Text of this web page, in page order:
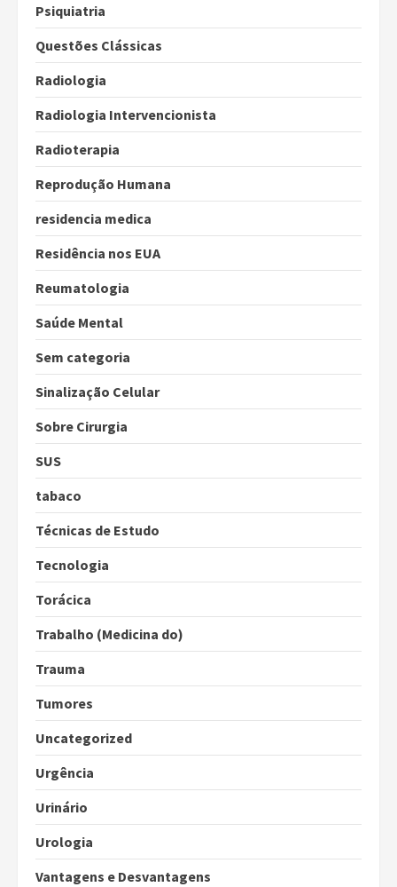
Psiquiatria
Questões Clássicas
Radiologia
Radiologia Intervencionista
Radioterapia
Reprodução Humana
residencia medica
Residência nos EUA
Reumatologia
Saúde Mental
Sem categoria
Sinalização Celular
Sobre Cirurgia
SUS
tabaco
Técnicas de Estudo
Tecnologia
Torácica
Trabalho (Medicina do)
Trauma
Tumores
Uncategorized
Urgência
Urinário
Urologia
Vantagens e Desvantagens